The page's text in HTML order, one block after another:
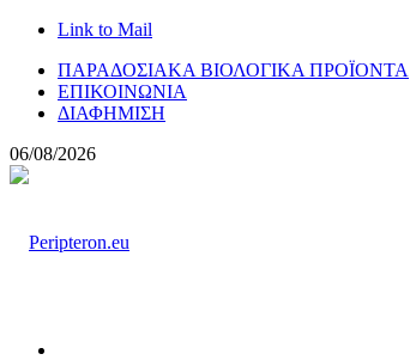
Link to Mail
ΠΑΡΑΔΟΣΙΑΚΑ ΒΙΟΛΟΓΙΚΑ ΠΡΟΪΟΝΤΑ
ΕΠΙΚΟΙΝΩΝΙΑ
ΔΙΑΦΗΜΙΣΗ
06/08/2026